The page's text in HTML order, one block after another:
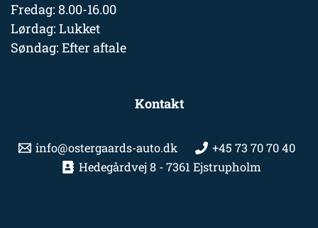
Fredag: 8.00-16.00
Lørdag: Lukket
Søndag: Efter aftale
Kontakt
info@ostergaards-auto.dk
+45 73 70 70 40
Hedegårdvej 8 - 7361 Ejstrupholm